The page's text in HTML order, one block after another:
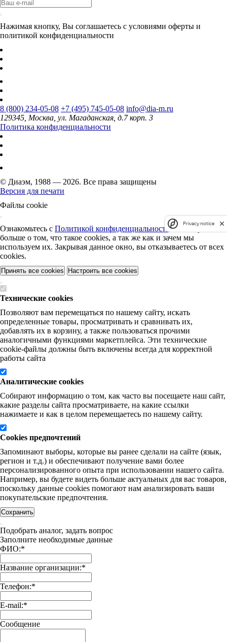
Нажимая кнопку, Вы соглашаетесь с условиями оферты и
политикой конфиденциальности
8 (800) 234-05-08 +7 (495) 745-05-08 info@dia-m.ru
129345, Москва, ул. Магаданская, д.7 корп. 3
Политика конфиденциальности
© Диаэм, 1988 — 2026. Все права защищены
Версия для печати
Файлы cookie
Ознакомьтесь с Политикой конфиденциальности, чтобы узнать
больше о том, что такое cookies, а так же как и зачем мы
используем их. Закрывая данное окно, вы отказываетесь от всех
cookies.
Принять все cookies Настроить все cookies
Технические cookies
Позволяют вам перемещаться по нашему сайту, искать
определенные товары, просматривать и сравнивать их,
добавлять их в корзину, а также пользоваться прочими
аналогичными функциями маркетплейса. Эти технические
cookie-файлы должны быть включены всегда для корректной
работы сайта
Аналитические cookies
Собирают информацию о том, как часто вы посещаете наш сайт,
какие разделы сайта просматриваете, на какие ссылки
нажимаете и как в целом перемещаетесь по нашему сайту.
Cookies предпочтений
Запоминают выборы, которые вы ранее сделали на сайте (язык,
регион и т.д.) и обеспечивают получение вами более
персонализированного опыта при использовании нашего сайта.
Например, вы будете видеть больше актуальных для вас товаров,
поскольку данные cookies помогают нам анализировать ваши
покупательские предпочтения.
Сохранить
Подобрать аналог, задать вопрос
Заполните необходимые данные
ФИО:*
Название организации:*
Телефон:*
E-mail:*
Сообщение
Privacy notice